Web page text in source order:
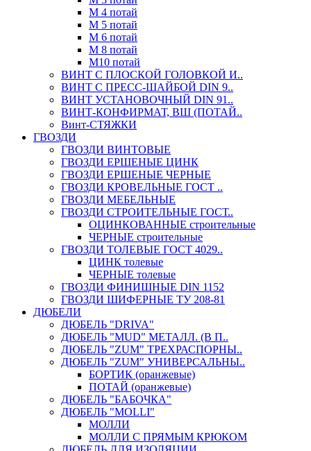
М 4 потай
М 5 потай
М 6 потай
М 8 потай
М10 потай
ВИНТ С ПЛОСКОЙ ГОЛОВКОЙ И..
ВИНТ С ПРЕСС-ШАЙБОЙ DIN 9..
ВИНТ УСТАНОВОЧНЫЙ DIN 91..
ВИНТ-КОНФИРМАТ, ВШ (ПОТАЙ..
Винт-СТЯЖКИ
ГВОЗДИ
ГВОЗДИ ВИНТОВЫЕ
ГВОЗДИ ЕРШЕНЫЕ ЦИНК
ГВОЗДИ ЕРШЕНЫЕ ЧЕРНЫЕ
ГВОЗДИ КРОВЕЛЬНЫЕ ГОСТ ..
ГВОЗДИ МЕБЕЛЬНЫЕ
ГВОЗДИ СТРОИТЕЛЬНЫЕ ГОСТ..
ОЦИНКОВАННЫЕ строительные
ЧЕРНЫЕ строительные
ГВОЗДИ ТОЛЕВЫЕ ГОСТ 4029..
ЦИНК толевые
ЧЕРНЫЕ толевые
ГВОЗДИ ФИНИШНЫЕ DIN 1152
ГВОЗДИ ШИФЕРНЫЕ ТУ 208-81
ДЮБЕЛИ
ДЮБЕЛЬ "DRIVA"
ДЮБЕЛЬ "MUD" МЕТАЛЛ. (В П..
ДЮБЕЛЬ "ZUM" ТРЕХРАСПОРНЫ..
ДЮБЕЛЬ "ZUM" УНИВЕРСАЛЬНЫ..
БОРТИК (оранжевые)
ПОТАЙ (оранжевые)
ДЮБЕЛЬ "БАБОЧКА"
ДЮБЕЛЬ "МOLLI"
МОЛЛИ
МОЛЛИ С ПРЯМЫМ КРЮКОМ